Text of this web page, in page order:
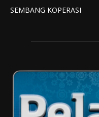
SEMBANG KOPERASI